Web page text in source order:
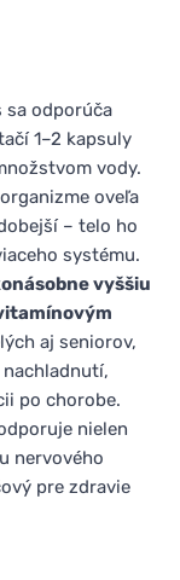
sa odporúča
1–2 kapsuly
vody.
oveľa
– telo ho
systému.
vyššiu
aj seniorov,
po chorobe.
nielen
nervového
pre zdravie